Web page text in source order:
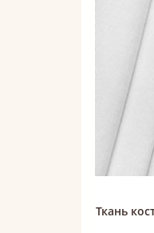
Ткань